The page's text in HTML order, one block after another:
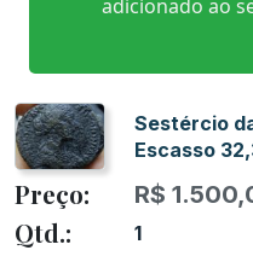
adicionado ao
Sestércio
Escasso
R$
1